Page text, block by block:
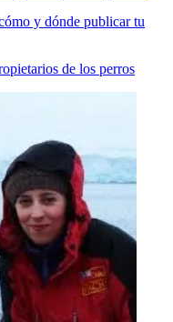
y dónde publicar tu
de los perros